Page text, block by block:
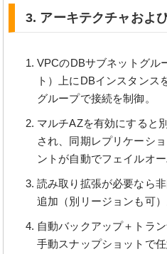
3. アーキテクチャおよ
VPCのDBサブネットグル
ト）上にDBインスタンス
グループで接続を制御。
マルチAZを有効にすると
され、同期レプリケーシ
ントが自動でフェイルオー
読み取り拡張が必要なら
追加（別リージョンも可）
自動バックアップ＋トラ
手動スナップショットで任